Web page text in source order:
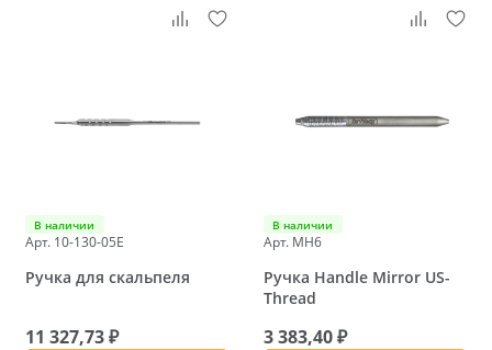
В наличии
Арт. 10-130-05E
Ручка для скальпеля
11 327,73 ₽
В наличии
Арт. MH6
Ручка Handle Mirror US-
Thread
3 383,40 ₽